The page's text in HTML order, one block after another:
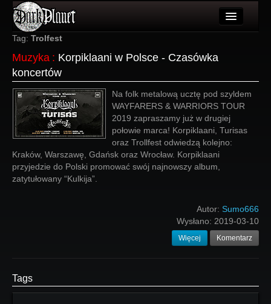
Artykuły
Użytkownicy
Wydarzenia
Galeria
Forum
Więcej
Login
Tag: Trolfest
Muzyka : Korpiklaani w Polsce - Czasówka
koncertów
Na folk metalową ucztę pod szyldem
WAYFARERS & WARRIORS TOUR
2019 zapraszamy już w drugiej
połowie marca! Korpiklaani, Turisas
oraz Trollfest odwiedzą kolejno:
Kraków, Warszawę, Gdańsk oraz Wrocław. Korpiklaani
przyjedzie do Polski promować swój najnowszy album,
zatytułowany “Kulkija”.
Autor: Sumo666
Wysłano: 2019-03-10
Więcej Komentarz
Tags